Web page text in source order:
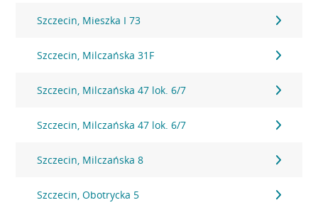
Szczecin, Mieszka I 73
Szczecin, Milczańska 31F
Szczecin, Milczańska 47 lok. 6/7
Szczecin, Milczańska 47 lok. 6/7
Szczecin, Milczańska 8
Szczecin, Obotrycka 5